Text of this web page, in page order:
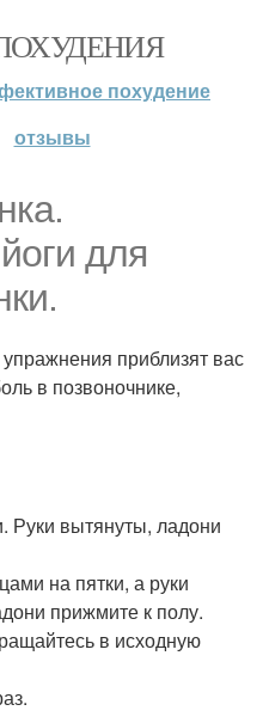
похудение
отзывы
для
приблизят вас
в позвоночнике,
Руки вытянуты, ладони
на пятки, а руки
прижмите к полу.
в исходную